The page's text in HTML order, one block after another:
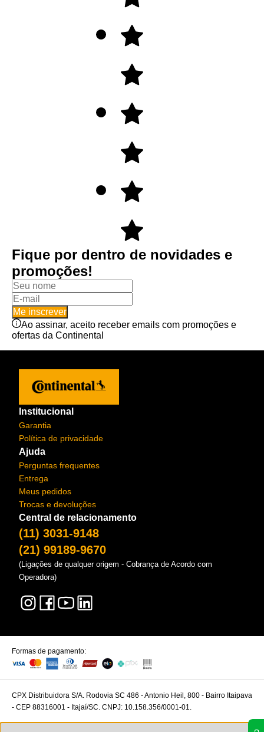
Fique por dentro de novidades e
promoções!
Me inscrever
Ao assinar, aceito receber emails com promoções e
ofertas da Continental
Institucional
Garantia
Política de privacidade
Ajuda
Perguntas frequentes
Entrega
Meus pedidos
Trocas e devoluções
Central de relacionamento
(11) 3031-9148
(21) 99189-9670
(Ligações de qualquer origem - Cobrança de Acordo com
Operadora)
Formas de pagamento:
CPX Distribuidora S/A. Rodovia SC 486 - Antonio Heil, 800 - Bairro Itaipava
- CEP 88316001 - Itajaí/SC. CNPJ: 10.158.356/0001-01.